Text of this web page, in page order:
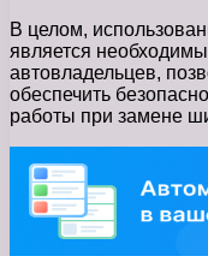
В целом,
является
автовладельцев,
обеспечить
работы при замене